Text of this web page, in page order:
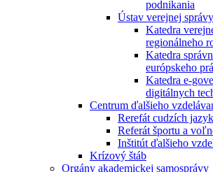
podnikania
Ústav verejnej správy
Katedra
regionálneho
Katedra
európskeho
Katedra e-
digitálnych
Centrum ďalšieho
Rerefát cudzích
Referát športu a
Inštitút ďalšieho
Krízový štáb
Orgány akademickej samosprávy